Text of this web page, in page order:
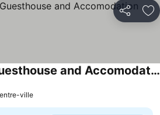
Partager
AA Nkhumeleni Guesthouse and Accomodation
ville